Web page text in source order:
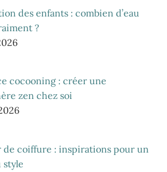
des enfants : combien d’eau
?
cocooning : créer une
zen chez soi
de coiffure : inspirations pour un
style